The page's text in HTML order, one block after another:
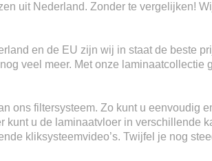
uit Nederland. Zonder te vergelijken!
en de EU zijn wij in staat de beste
veel meer. Met onze laminaatcollectie
ons filtersysteem. Zo kunt u eenvoudig
u de laminaatvloer in verschillende
kliksysteemvideo’s. Twijfel je nog